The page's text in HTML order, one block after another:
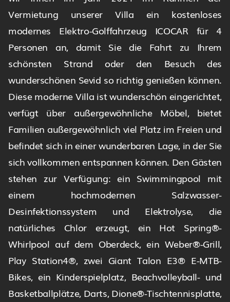
Vermietung unserer Villa ein kostenloses
modernes Elektro-Golffahrzeug ICOCAR für 4
Personen an, damit Sie die Fahrt zu Ihrem
schönsten Strand oder den Besuch des
wunderschönen Sevid so richtig genießen können.
Diese moderne Villa ist wunderschön eingerichtet,
verfügt über außergewöhnliche Möbel, bietet
Familien außergewöhnlich viel Platz im Freien und
befindet sich in einer wunderbaren Lage, in der Sie
sich vollkommen entspannen können. Den Gästen
stehen zur Verfügung: ein Swimmingpool mit
einem hochmodernen Salzwasser-
Desinfektionssystem und Elektrolyse, die
natürliches Chlor erzeugt, ein Hot Spring®-
Whirlpool auf dem Oberdeck, ein Weber®-Grill,
Play Station4®, zwei Giant Talon E3® E-MTB-
Bikes, ein Kinderspielplatz, Beachvolleyball- und
Basketballplätze, Darts, Dione®-Tischtennisplatte,